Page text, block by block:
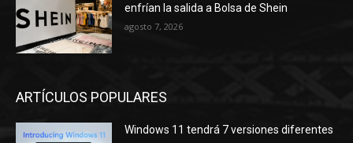
enfrían la salida a Bolsa de Shein
agosto 7, 2026
ARTÍCULOS POPULARES
Windows 11 tendrá 7 versiones diferentes